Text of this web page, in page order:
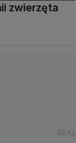
zwierzęta